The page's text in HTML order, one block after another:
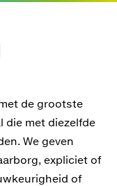
de grootste
die met diezelfde
We geven
expliciet of
of